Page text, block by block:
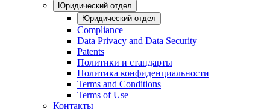
Юридический отдел
Юридический отдел
Compliance
Data Privacy and Data Security
Patents
Политики и стандарты
Политика конфиденциальности
Terms and Conditions
Terms of Use
Контакты